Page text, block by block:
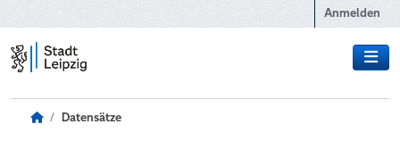
Anmelden
Datensätze